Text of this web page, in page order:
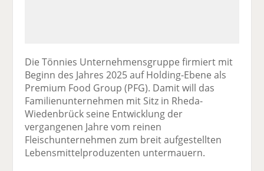
Die Tönnies Unternehmensgruppe firmiert mit
Beginn des Jahres 2025 auf Holding-Ebene als
Premium Food Group (PFG). Damit will das
Familienunternehmen mit Sitz in Rheda-
Wiedenbrück seine Entwicklung der
vergangenen Jahre vom reinen
Fleischunternehmen zum breit aufgestellten
Lebensmittelproduzenten untermauern.